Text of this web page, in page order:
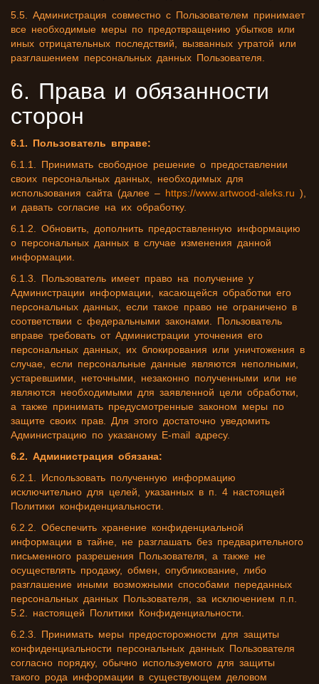
5.5. Администрация совместно с Пользователем принимает
все необходимые меры по предотвращению убытков или
иных отрицательных последствий, вызванных утратой или
разглашением персональных данных Пользователя.
6. Права и обязанности
сторон
6.1. Пользователь вправе:
6.1.1. Принимать свободное решение о предоставлении
своих персональных данных, необходимых для
использования сайта (далее – https://www.artwood-aleks.ru ),
и давать согласие на их обработку.
6.1.2. Обновить, дополнить предоставленную информацию
о персональных данных в случае изменения данной
информации.
6.1.3. Пользователь имеет право на получение у
Администрации информации, касающейся обработки его
персональных данных, если такое право не ограничено в
соответствии с федеральными законами. Пользователь
вправе требовать от Администрации уточнения его
персональных данных, их блокирования или уничтожения в
случае, если персональные данные являются неполными,
устаревшими, неточными, незаконно полученными или не
являются необходимыми для заявленной цели обработки,
а также принимать предусмотренные законом меры по
защите своих прав. Для этого достаточно уведомить
Администрацию по указаному E-mail адресу.
6.2. Администрация обязана:
6.2.1. Использовать полученную информацию
исключительно для целей, указанных в п. 4 настоящей
Политики конфиденциальности.
6.2.2. Обеспечить хранение конфиденциальной
информации в тайне, не разглашать без предварительного
письменного разрешения Пользователя, а также не
осуществлять продажу, обмен, опубликование, либо
разглашение иными возможными способами переданных
персональных данных Пользователя, за исключением п.п.
5.2. настоящей Политики Конфиденциальности.
6.2.3. Принимать меры предосторожности для защиты
конфиденциальности персональных данных Пользователя
согласно порядку, обычно используемого для защиты
такого рода информации в существующем деловом